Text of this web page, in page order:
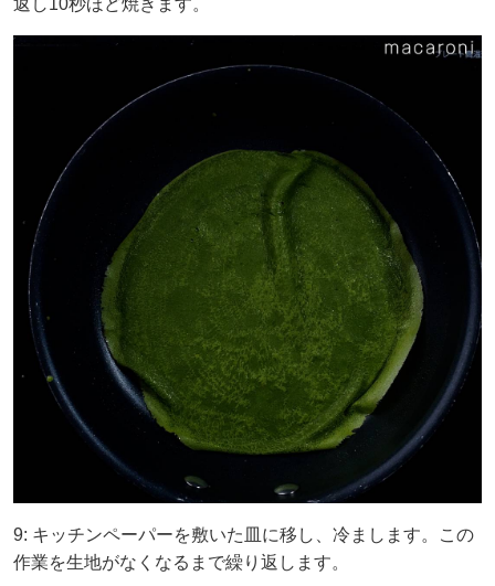
返し10秒ほど焼きます。
9: キッチンペーパーを敷いた皿に移し、冷まします。この
作業を生地がなくなるまで繰り返します。